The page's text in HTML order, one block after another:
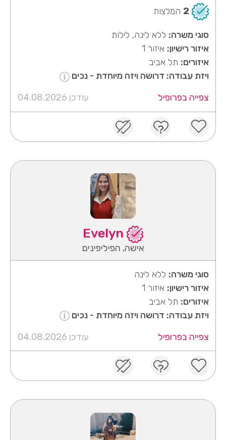
2 המלצות
סוגי משרה: ללא לינה, לילות
איזור רישיון: איזור 1
איזורים: תל אביב
ויזת עבודה: דרושה ויזה מיוחדת - נכים
צפייה בפרופיל
עודכן 04.08.2026
אישה, הפיליפינים
סוגי משרה: ללא לינה
איזור רישיון: איזור 1
איזורים: תל אביב
ויזת עבודה: דרושה ויזה מיוחדת - נכים
צפייה בפרופיל
עודכן 04.08.2026